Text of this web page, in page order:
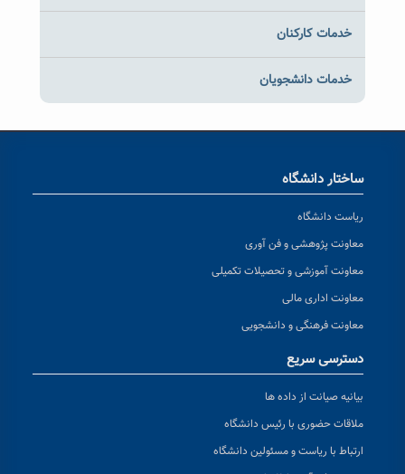
خدمات کارکنان
خدمات دانشجویان
ساختار دانشگاه
ریاست دانشگاه
معاونت پژوهشی و فن آوری
معاونت آموزشی و تحصیلات تکمیلی
معاونت اداری مالی
معاونت فرهنگی و دانشجویی
دسترسی سریع
بیانیه صیانت از داده ها
ملاقات حضوری با رئیس دانشگاه
ارتباط با ریاست و مسئولین دانشگاه